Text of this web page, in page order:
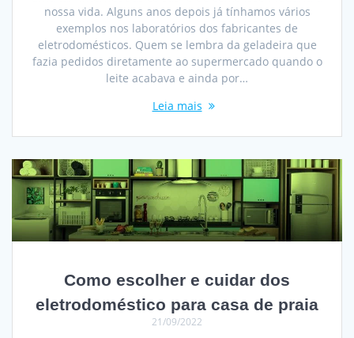
nossa vida. Alguns anos depois já tínhamos vários
exemplos nos laboratórios dos fabricantes de
eletrodomésticos. Quem se lembra da geladeira que
fazia pedidos diretamente ao supermercado quando o
leite acabava e ainda por…
Leia mais
Como escolher e cuidar dos
eletrodoméstico para casa de praia
21/09/2022